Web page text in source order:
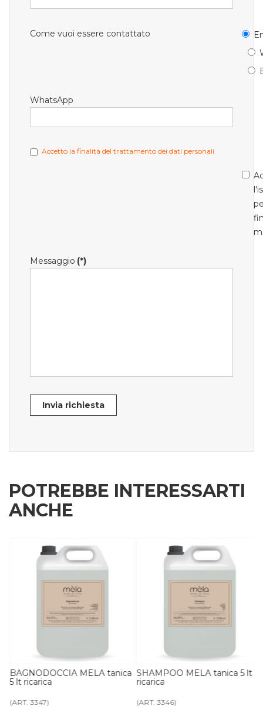
Come vuoi essere contattato
WhatsApp
Accetto la finalità del trattamento dei dati personali
Messaggio (*)
Invia richiesta
POTREBBE INTERESSARTI
ANCHE
BAGNODOCCIA MELA tanica
5 lt ricarica
(ART. 3347)
SHAMPOO MELA tanica 5 lt
ricarica
(ART. 3346)